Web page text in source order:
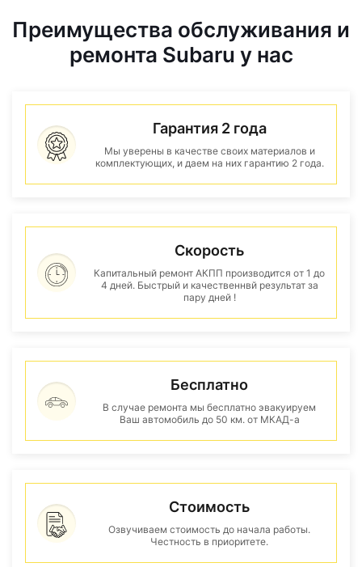
Преимущества обслуживания и
ремонта Subaru у нас
Гарантия 2 года
Мы уверены в качестве своих материалов и
комплектующих, и даем на них гарантию 2 года.
Скорость
Капитальный ремонт АКПП производится от 1 до
4 дней. Быстрый и качественнвй результат за
пару дней !
Бесплатно
В случае ремонта мы бесплатно эвакуируем
Ваш автомобиль до 50 км. от МКАД-а
Стоимость
Озвучиваем стоимость до начала работы.
Честность в приоритете.